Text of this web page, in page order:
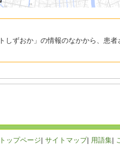
しずおか」の情報のなかから、患
ップページ| サイトマップ| 用語集|